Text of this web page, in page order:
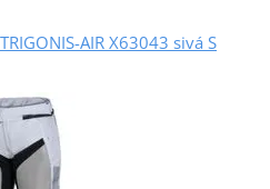
AIR X63043 sivá S